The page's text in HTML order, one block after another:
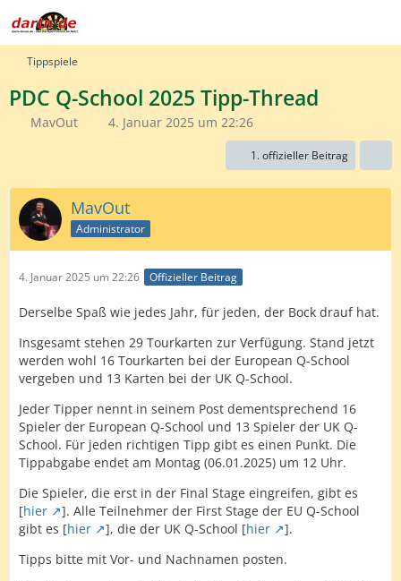
Tippspiele
PDC Q-School 2025 Tipp-Thread
MavOut 4. Januar 2025 um 22:26
1. offizieller Beitrag
MavOut
Administrator
4. Januar 2025 um 22:26 Offizieller Beitrag
Derselbe Spaß wie jedes Jahr, für jeden, der Bock drauf hat.
Insgesamt stehen 29 Tourkarten zur Verfügung. Stand jetzt
werden wohl 16 Tourkarten bei der European Q-School
vergeben und 13 Karten bei der UK Q-School.
Jeder Tipper nennt in seinem Post dementsprechend 16
Spieler der European Q-School und 13 Spieler der UK Q-
School. Für jeden richtigen Tipp gibt es einen Punkt. Die
Tippabgabe endet am Montag (06.01.2025) um 12 Uhr.
Die Spieler, die erst in der Final Stage eingreifen, gibt es
[hier
]. Alle Teilnehmer der First Stage der EU Q-School
gibt es [hier ], die der UK Q-School [hier
].
Tipps bitte mit Vor- und Nachnamen posten.